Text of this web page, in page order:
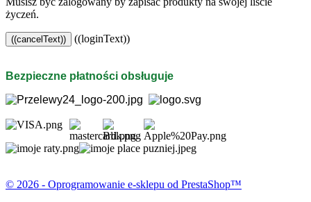
życzeń.
((cancelText)) ((loginText))
Bezpieczne płatności obsługuje
© 2026 - Oprogramowanie e-sklepu od PrestaShop™